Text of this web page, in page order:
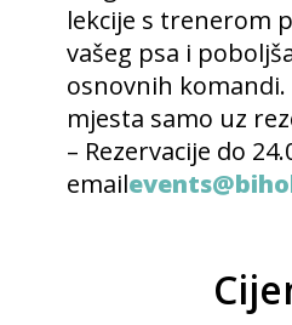
lekcije s trenerom
vašeg psa i
osnovnih
mjesta samo uz
– Rezervacije do
email